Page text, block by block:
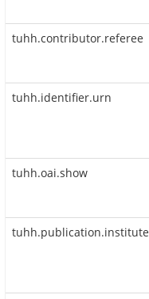
tuhh.contributor.referee
tuhh.identifier.urn
tuhh.oai.show
tuhh.publication.institute